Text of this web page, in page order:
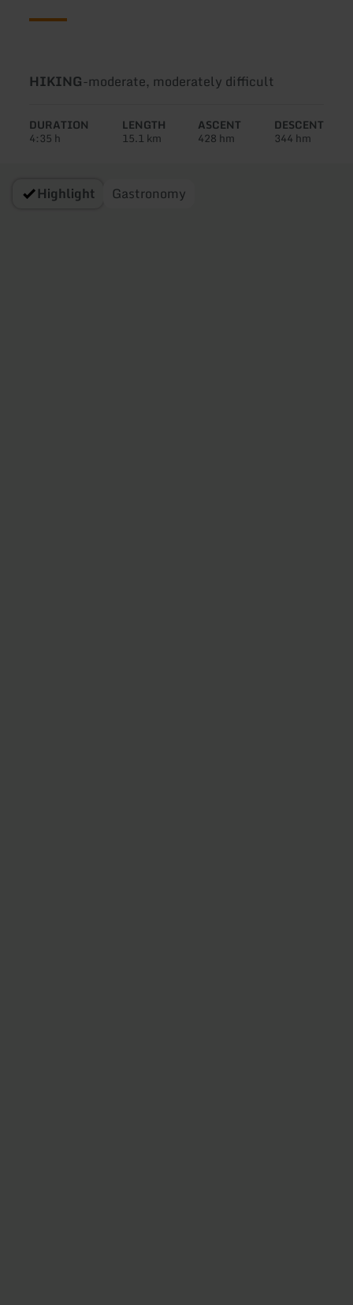
Type
tour:
HIKING-Difficulty:
moderate, moderately difficult
DURATION
4:35 h
LENGTH
15.1 km
ASCENT
428 hm
DESCENT
344 hm
Highlight Gastronomy